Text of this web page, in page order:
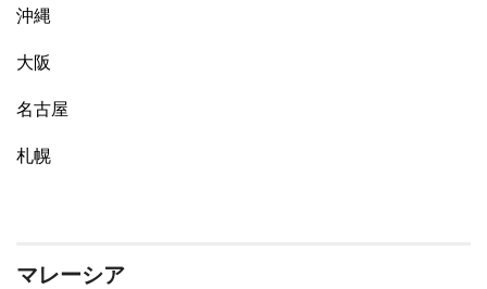
沖縄
大阪
名古屋
札幌
マレーシア